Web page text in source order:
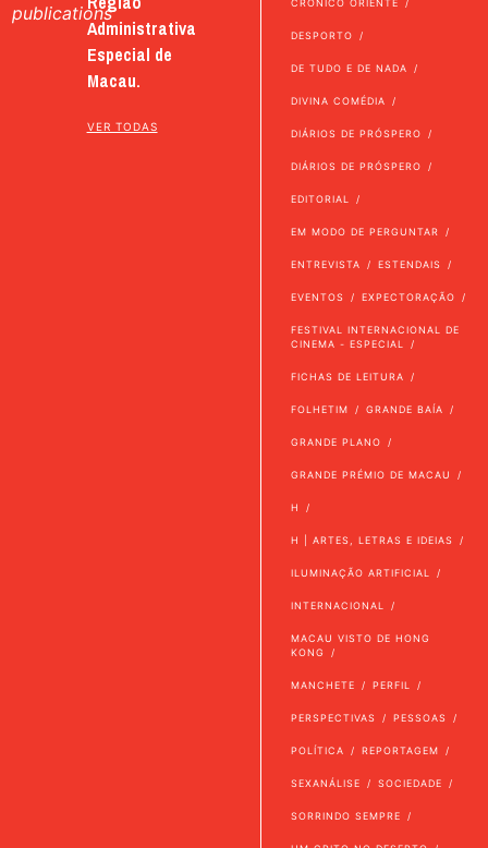
publications
Administrativa
Especial de
Macau.
VER TODAS
CRÓNICO ORIENTE
DESPORTO
DE TUDO E DE NADA
DIVINA COMÉDIA
DIÁRIOS DE PRÓSPERO
DIÁRIOS DE PRÓSPERO
EDITORIAL
EM MODO DE PERGUNTAR
ENTREVISTA ESTENDAIS
EVENTOS EXPECTORAÇÃO
FESTIVAL INTERNACIONAL DE
CINEMA - ESPECIAL
FICHAS DE LEITURA
FOLHETIM GRANDE BAÍA
GRANDE PLANO
GRANDE PRÉMIO DE MACAU
H
H | ARTES, LETRAS E IDEIAS
ILUMINAÇÃO ARTIFICIAL
INTERNACIONAL
MACAU VISTO DE HONG
KONG
MANCHETE PERFIL
PERSPECTIVAS PESSOAS
POLÍTICA REPORTAGEM
SEXANÁLISE SOCIEDADE
SORRINDO SEMPRE